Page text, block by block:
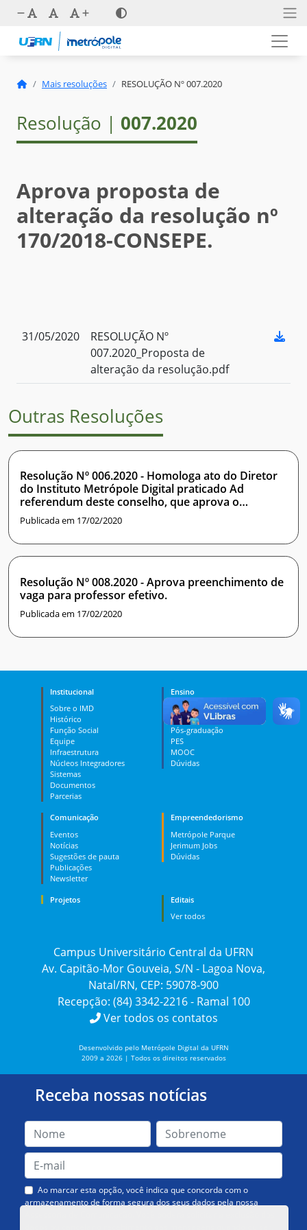
Mais resoluções RESOLUÇÃO Nº 007.2020
Resolução | 007.2020
Aprova proposta de
alteração da resolução nº
170/2018-CONSEPE.
31/05/2020
RESOLUÇÃO Nº
007.2020_Proposta de
alteração da resolução.pdf
Outras Resoluções
Resolução Nº 006.2020 - Homologa ato do Diretor
do Instituto Metrópole Digital praticado Ad
referendum deste conselho, que aprova o
processo de seleção para Professor Substituto do
IMD.
Publicada em 17/02/2020
Resolução Nº 008.2020 - Aprova preenchimento de
vaga para professor efetivo.
Publicada em 17/02/2020
Institucional
Sobre o IMD
Histórico
Função Social
Equipe
Infraestrutura
Núcleos Integradores
Sistemas
Documentos
Parcerias
Ensino
Curso Técnico
Graduação
Pós-graduação
PES
MOOC
Dúvidas
Comunicação
Eventos
Notícias
Sugestões de pauta
Publicações
Newsletter
Empreendedorismo
Metrópole Parque
Jerimum Jobs
Dúvidas
Projetos
Editais
Ver todos
Campus Universitário Central da UFRN
Av. Capitão-Mor Gouveia, S/N - Lagoa Nova,
Natal/RN, CEP: 59078-900
Recepção: (84) 3342-2216 - Ramal 100
Ver todos os contatos
Desenvolvido pelo Metrópole Digital da UFRN
2009 a 2026 | Todos os direitos reservados
Receba nossas notícias
Ao marcar esta opção, você indica que concorda com o
armazenamento de forma segura dos seus dados pela nossa